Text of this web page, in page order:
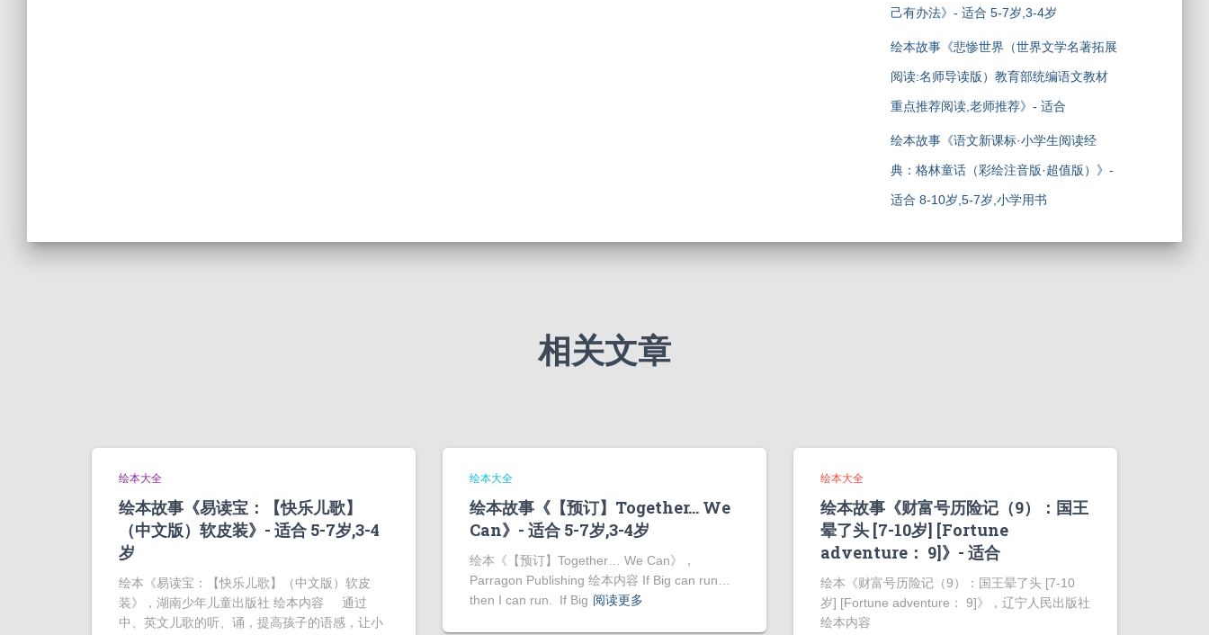
己有办法》- 适合 5-7岁,3-4岁
绘本故事《悲惨世界（世界文学名著拓展
阅读:名师导读版）教育部统编语文教材
重点推荐阅读,老师推荐》- 适合
绘本故事《语文新课标·小学生阅读经
典：格林童话（彩绘注音版·超值版）》-
适合 8-10岁,5-7岁,小学用书
相关文章
绘本大全
绘本故事《易读宝：【快乐儿歌】
（中文版）软皮装》- 适合 5-7岁,3-4
岁
绘本《易读宝：【快乐儿歌】（中文版）软皮
装》，湖南少年儿童出版社 绘本内容 通过
中、英文儿歌的听、诵，提高孩子的语感，让小
绘本大全
绘本故事《【预订】Together… We
Can》- 适合 5-7岁,3-4岁
绘本《【预订】Together… We Can》，
Parragon Publishing 绘本内容 If Big can run…
then I can run. If Big 阅读更多
绘本大全
绘本故事《财富号历险记（9）：国王
晕了头 [7-10岁] [Fortune
adventure： 9]》- 适合
绘本《财富号历险记（9）：国王晕了头 [7-10
岁] [Fortune adventure： 9]》，辽宁人民出版社
绘本内容